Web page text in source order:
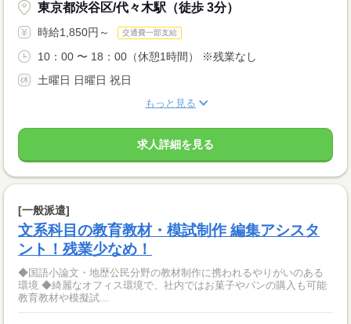
東京都渋谷区/代々木駅（徒歩 3分）
時給1,850円～ 交通費一部支給
10：00 〜 18：00（休憩1時間） ※残業なし
土曜日 日曜日 祝日
もっと見る
求人詳細を見る
[一般派遣]
文系科目の教育教材・模試制作 編集アシスタ
ント！残業少なめ！
◆国語小論文・地歴公民分野の教材制作に携われるやりがいのある
環境 ◆綺麗なオフィス環境で、社内ではお菓子やパンの購入も可能
教育教材や模擬試...